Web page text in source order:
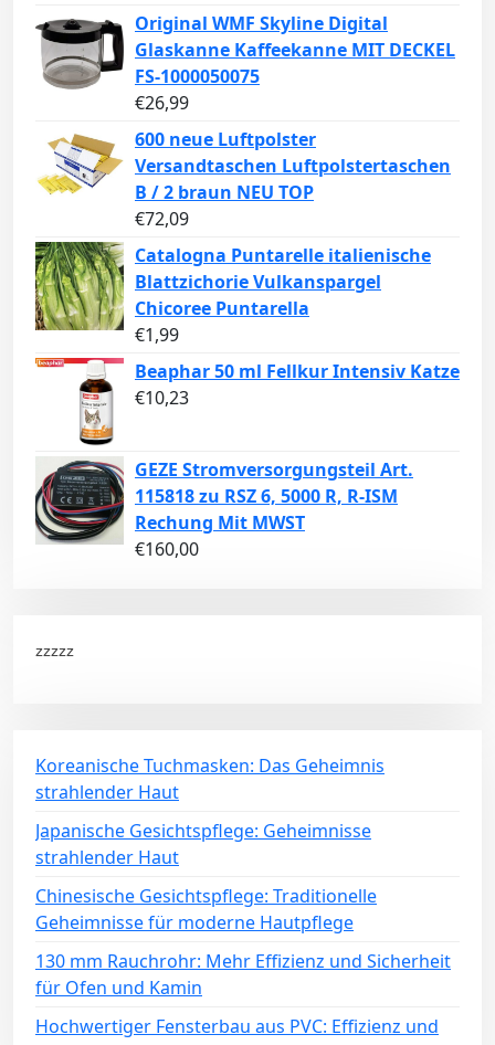
Original WMF Skyline Digital
Glaskanne Kaffeekanne MIT DECKEL
FS-1000050075
€26,99
600 neue Luftpolster
Versandtaschen Luftpolstertaschen
B / 2 braun NEU TOP
€72,09
Catalogna Puntarelle italienische
Blattzichorie Vulkanspargel
Chicoree Puntarella
€1,99
Beaphar 50 ml Fellkur Intensiv Katze
€10,23
GEZE Stromversorgungsteil Art.
115818 zu RSZ 6, 5000 R, R-ISM
Rechung Mit MWST
€160,00
zzzzz
Koreanische Tuchmasken: Das Geheimnis
strahlender Haut
Japanische Gesichtspflege: Geheimnisse
strahlender Haut
Chinesische Gesichtspflege: Traditionelle
Geheimnisse für moderne Hautpflege
130 mm Rauchrohr: Mehr Effizienz und Sicherheit
für Ofen und Kamin
Hochwertiger Fensterbau aus PVC: Effizienz und